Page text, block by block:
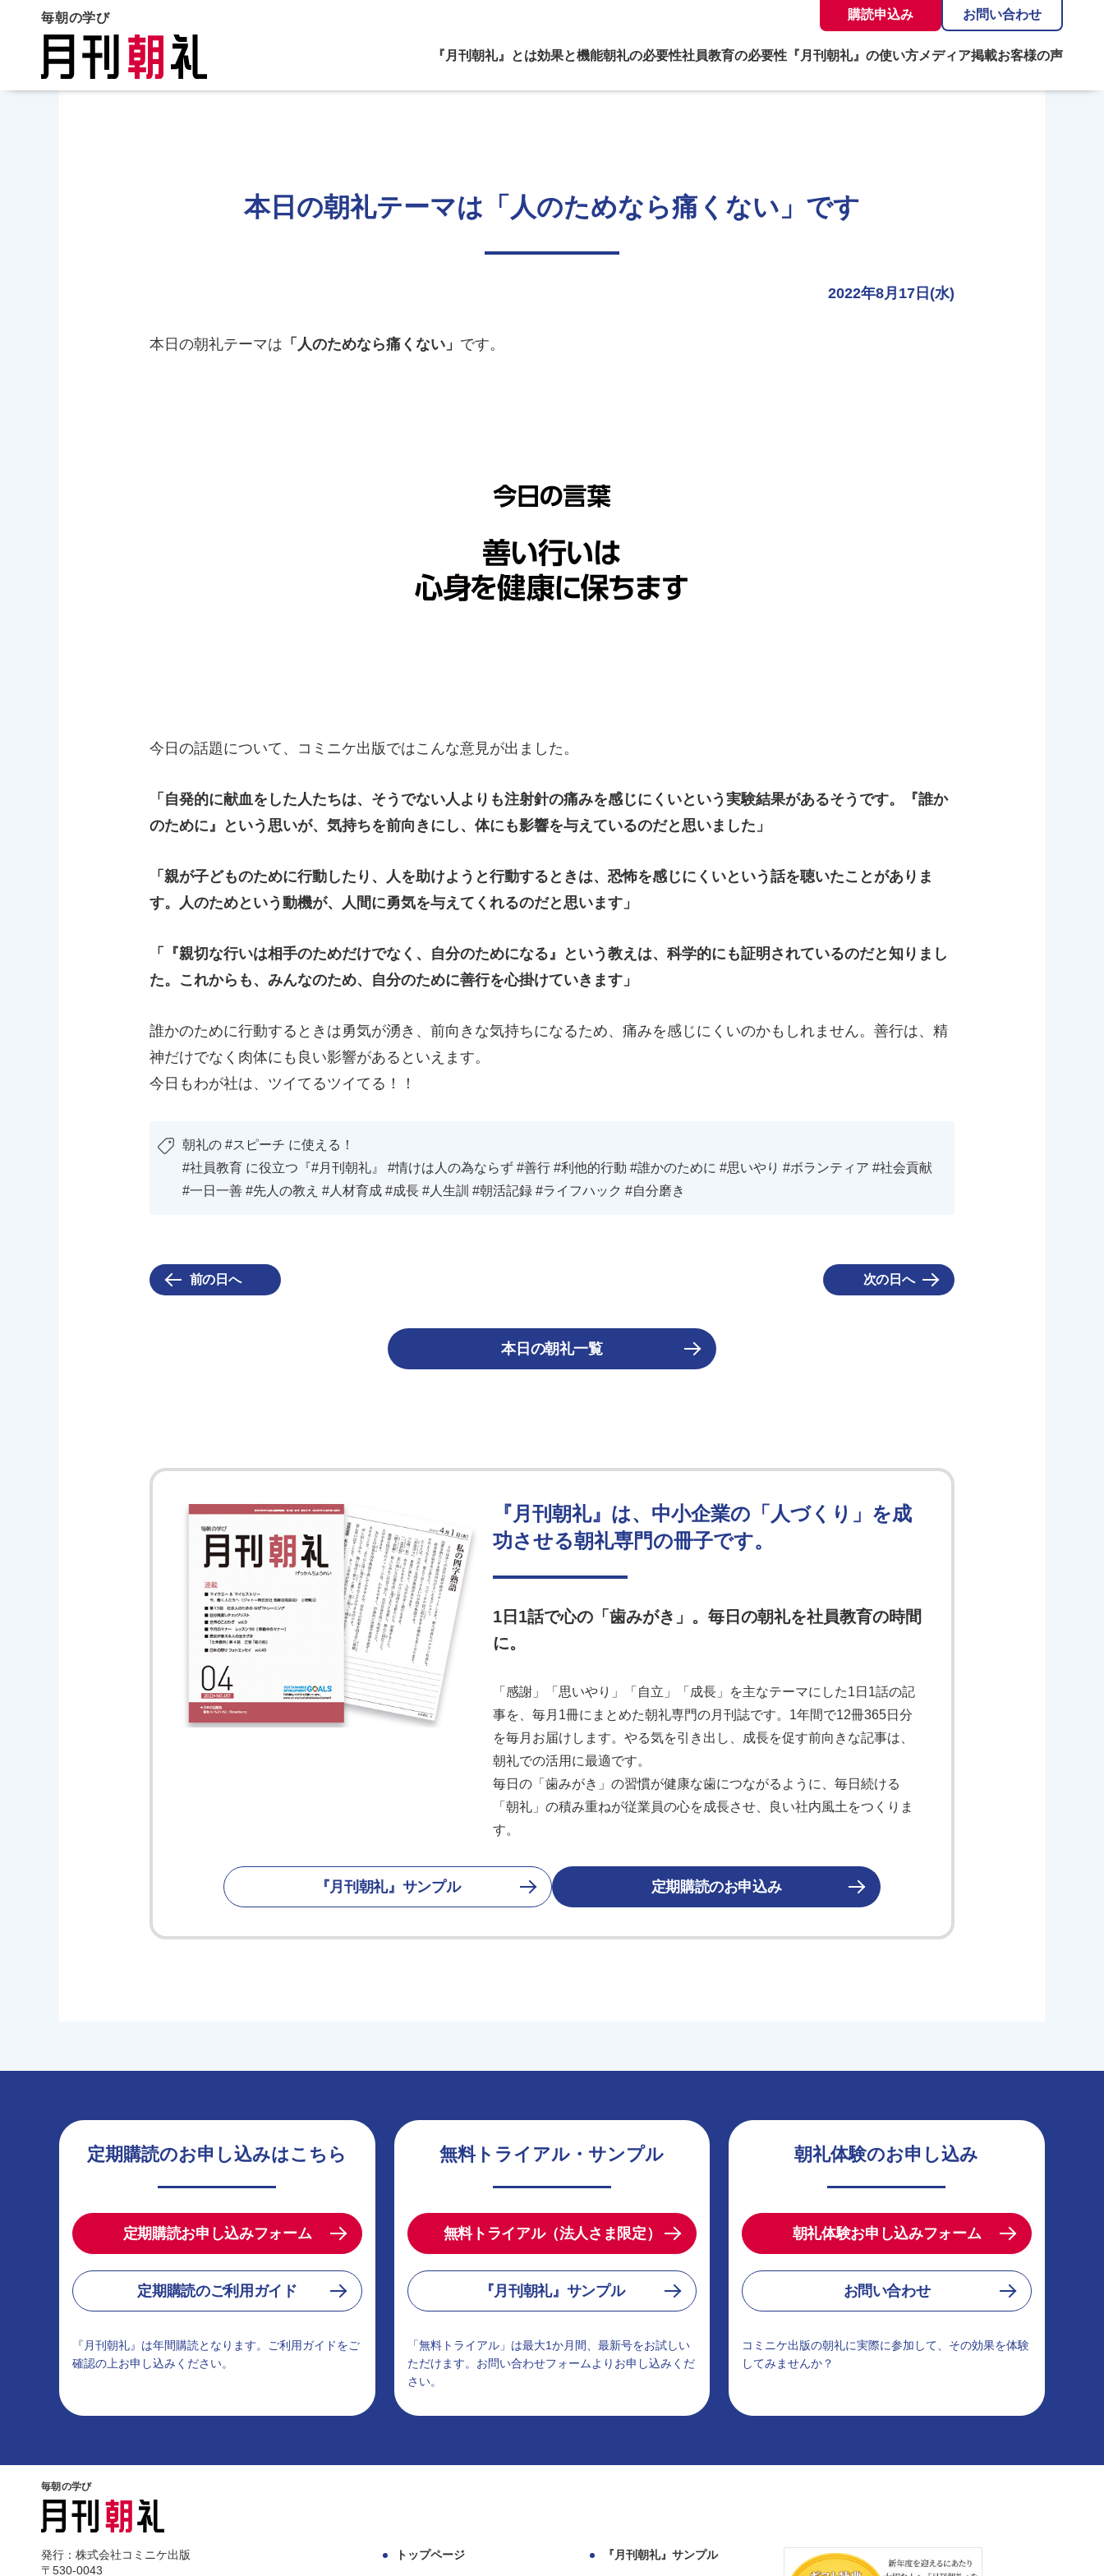
毎朝の学び 購読申込み お問い合わせ
『月刊朝礼』とは効果と機能朝礼の必要性社員教育の必要性 『月刊朝礼』の使い方メディア掲載お客様の声
本日の朝礼テーマは「人のためなら痛くない」です
2022年8月17日(水)
本日の朝礼テーマは 「人のためなら痛くない」 です。
今日の話題について、コミニケ出版ではこんな意見が出ました。
「自発的に献血をした人たちは、そうでない人よりも注射針の痛みを感じにくいという実験結果があるそうです。『誰か
のために』という思いが、気持ちを前向きにし、体にも影響を与えているのだと思いました」
「親が子どものために行動したり、人を助けようと行動するときは、恐怖を感じにくいという話を聴いたことがありま
す。人のためという動機が、人間に勇気を与えてくれるのだと思います」
「『親切な行いは相手のためだけでなく、自分のためになる』という教えは、科学的にも証明されているのだと知りまし
た。これからも、みんなのため、自分のために善行を心掛けていきます」
誰かのために行動するときは勇気が湧き、前向きな気持ちになるため、痛みを感じにくいのかもしれません。善行は、精
神だけでなく肉体にも良い影響があるといえます。
今日もわが社は、ツイてるツイてる！！
朝礼の #スピーチ に使える！
#社員教育 に役立つ『#月刊朝礼』 #情けは人の為ならず #善行 #利他的行動 #誰かのために #思いやり #ボランティア #社会貢献
#一日一善 #先人の教え ​#人材育成 #成長 #人生訓 ​#朝活記録 #ライフハック #自分磨き
前の日へ 次の日へ
本日の朝礼一覧
『月刊朝礼』は、中小企業の「人づくり」を成
功させる朝礼専門の冊子です。
1日1話で心の「歯みがき」。毎日の朝礼を社員教育の時間
に。
「感謝」「思いやり」「自立」「成長」を主なテーマにした1日1話の記
事を、毎月1冊にまとめた朝礼専門の月刊誌です。1年間で12冊365日分
を毎月お届けします。やる気を引き出し、成長を促す前向きな記事は、
朝礼での活用に最適です。
毎日の「歯みがき」の習慣が健康な歯につながるように、毎日続ける
「朝礼」の積み重ねが従業員の心を成長させ、良い社内風土をつくりま
す。
『月刊朝礼』サンプル 定期購読のお申込み
定期購読のお申し込みはこちら
定期購読お申し込みフォーム
定期購読のご利用ガイド
『月刊朝礼』は年間購読となります。ご利用ガイドをご
確認の上お申し込みください。
無料トライアル・サンプル
無料トライアル（法人さま限定）
『月刊朝礼』サンプル
「無料トライアル」は最大1か月間、最新号をお試しい
ただけます。お問い合わせフォームよりお申し込みくだ
さい。
朝礼体験のお申し込み
朝礼体験お申し込みフォーム
お問い合わせ
コミニケ出版の朝礼に実際に参加して、その効果を体験
してみませんか？
毎朝の学び
発行：株式会社コミニケ出版
〒530-0043
トップページ 『月刊朝礼』サンプル